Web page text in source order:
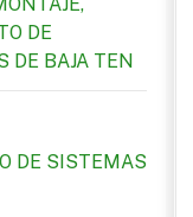
DE
DE BAJA TEN
DE SISTEMAS